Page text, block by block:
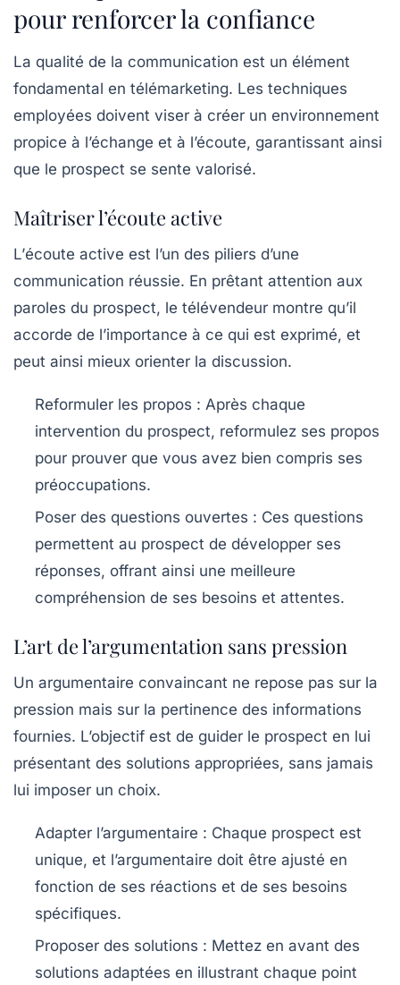
pour renforcer la confiance
La qualité de la communication est un élément
fondamental en télémarketing. Les techniques
employées doivent viser à créer un environnement
propice à l’échange et à l’écoute, garantissant ainsi
que le prospect se sente valorisé.
Maîtriser l’écoute active
L’écoute active est l’un des piliers d’une
communication réussie. En prêtant attention aux
paroles du prospect, le télévendeur montre qu’il
accorde de l’importance à ce qui est exprimé, et
peut ainsi mieux orienter la discussion.
Reformuler les propos : Après chaque
intervention du prospect, reformulez ses propos
pour prouver que vous avez bien compris ses
préoccupations.
Poser des questions ouvertes : Ces questions
permettent au prospect de développer ses
réponses, offrant ainsi une meilleure
compréhension de ses besoins et attentes.
L’art de l’argumentation sans pression
Un argumentaire convaincant ne repose pas sur la
pression mais sur la pertinence des informations
fournies. L’objectif est de guider le prospect en lui
présentant des solutions appropriées, sans jamais
lui imposer un choix.
Adapter l’argumentaire : Chaque prospect est
unique, et l’argumentaire doit être ajusté en
fonction de ses réactions et de ses besoins
spécifiques.
Proposer des solutions : Mettez en avant des
solutions adaptées en illustrant chaque point